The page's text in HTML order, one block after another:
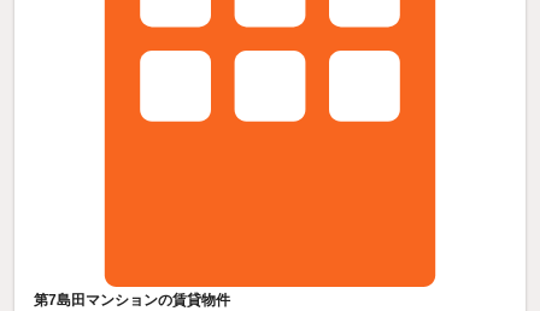
第7島田マンションの賃貸物件